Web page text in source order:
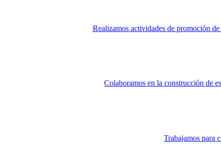
Realizamos actividades de promoción
Colaboramos en la construcción de
Trabajamos para